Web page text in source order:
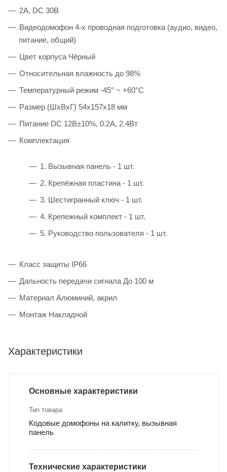
2A, DC 30В
Видеодомофон 4-х проводная подготовка (аудио, видео,
питание, общий)
Цвет корпуса Чёрный
Относительная влажность до 98%
Температурный режим -45° ~ +60°С
Размер (ШxВxГ) 54x157x18 мм
Питание DC 12В±10%, 0.2А, 2.4Вт
Комплектация
1. Вызывная панель - 1 шт.
2. Крепёжная пластина - 1 шт.
3. Шестигранный ключ - 1 шт.
4. Крепежный комплект - 1 шт.
5. Руководство пользователя - 1 шт.
Класс защиты IP66
Дальность передачи сигнала До 100 м
Материал Алюминий, акрил
Монтаж Накладной
Характеристики
Основные характеристики
Тип товара
Кодовые домофоны на калитку, вызывная
панель
Технические характеристики